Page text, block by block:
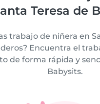
Teresa de
trabajo de niñera en
Encuentra el
de forma rápida y
Babysits.